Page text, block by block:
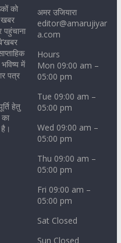
को
में
पत्र
हेतु
अमर उजियारा
editor@amarujiyar
a.com
Hours
Mon 09:00 am –
05:00 pm
Tue 09:00 am –
05:00 pm
Wed 09:00 am –
05:00 pm
Thu 09:00 am –
05:00 pm
Fri 09:00 am –
05:00 pm
Sat Closed
Sun Closed